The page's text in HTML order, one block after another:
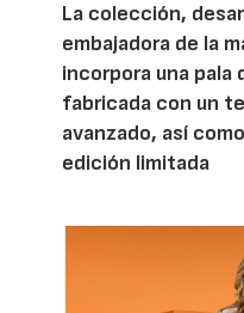
La colección,
embajadora de la
incorpora una
fabricada con un
avanzado, así
edición limitada